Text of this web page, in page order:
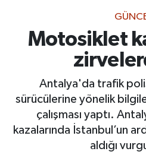
Motosiklet
Antalya'da trafik
sürücülerine yönelik
çalışması yaptı.
kazalarında İstanbul’un
aldığı
Diğer
Ekonomi
Gizlilik İlkeleri - Privacy
Haber Arşivi